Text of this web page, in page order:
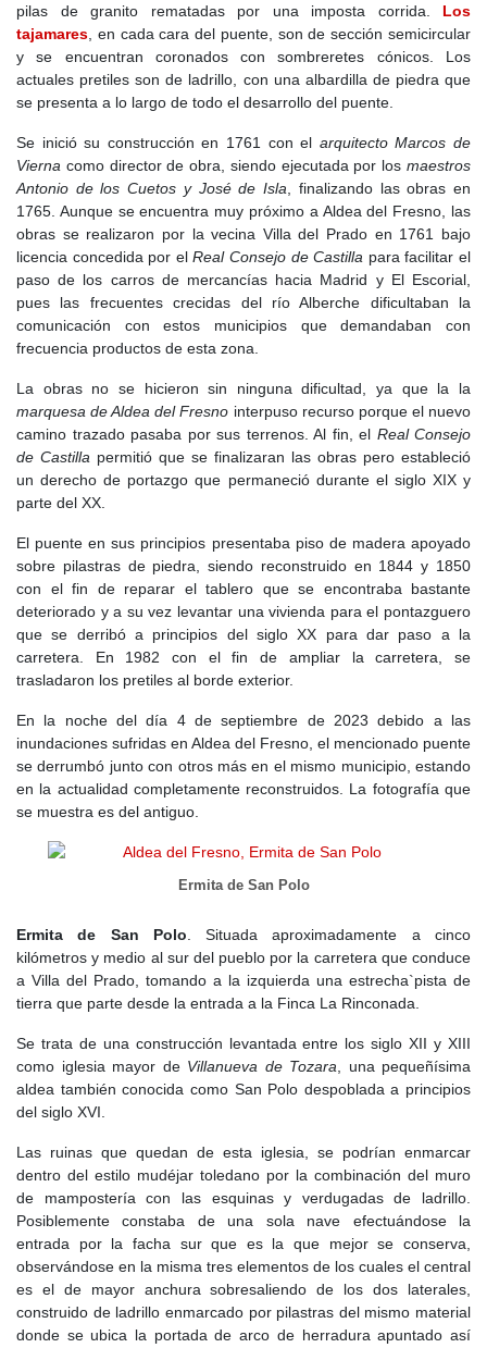
que descendió a 88 en 1848. La economía se basaba en la
agricultura, la producción de harinas, vino y aceite, y el comercio
de lana, carne y productos agrícolas.
LaDesamortización de Mendizábalafectó notablemente al
municipio, vendiéndose más del 96% de la superficie total. Las
antiguas fincas ganaderas se convirtieron en propiedades
privadas de la nobleza, destacando los palacios de El Rincón, Las
Hoyas y la Granja de El Santo.
En 1891, llegó el ferrocarril con la línea Madrid-Almorox, que
tenía una parada en el Apeadero de El Rincón. Sin embargo, la
falta de conexión con otras líneas condujo a su cierre en 1965.
Durante la primera mitad delsiglo XX, la población creció
progresivamente, alcanzando 532 habitantes en 1950. En 1953,
el plano urbano mostraba un ligero crecimiento, con nuevas
El auge turístico de los años 60 transformó radicalmente la
fisonomía de Aldea del Fresno. La llegada de la segunda
residencia y la urbanización descontrolada modificaron el perfil
del pueblo. Se construyeron bloques de viviendas en altura y
urbanizaciones residenciales, alterando la estética tradicional del
destacan la cercanía de los embalses de San Juan y Picadas, la
construcción del Safari Park El Rincón en 1973, y la mejora de las
carreteras de acceso a Madrid.
En 1986, se aprobaron lasNormas Subsidiarias de Planeamiento,
que establecieron la protección de edificios históricos como la
noria, la torre de la Iglesia y varias casas tradicionales. También
Comunidad de Madrid para fomentar el turismo.
A finales de siglo, Aldea del Fresno contaba con 1.140 habitantes,
pero el 75% de sus viviendas eran de segunda residencia. El
desarrollo desordenado y la falta de infraestructuras adecuadas
han sido algunos de los principales problemas del municipio en
las últimas décadas.
económicas provienen del sector servicios y del turismo, con una
población en el año 2024 superior a los 3.400 habitantes.
pilas de granito rematadas por una imposta corrida. Los
tajamares , en cada cara del puente, son de sección semicircular
y se encuentran coronados con sombreretes cónicos. Los
actuales pretiles son de ladrillo, con una albardilla de piedra que
se presenta a lo largo de todo el desarrollo del puente.
Se inició su construcción en 1761 con el arquitecto Marcos de
Vierna como director de obra, siendo ejecutada por los maestros
Antonio de los Cuetos y José de Isla , finalizando las obras en
1765. Aunque se encuentra muy próximo a Aldea del Fresno, las
obras se realizaron por la vecina Villa del Prado en 1761 bajo
licencia concedida por elReal Consejo de Castilla para facilitar el
paso de los carros de mercancías hacia Madrid y El Escorial,
pues las frecuentes crecidas del río Alberche dificultaban la
comunicación con estos municipios que demandaban con
frecuencia productos de esta zona.
La obras no se hicieron sin ninguna dificultad, ya que la la
marquesa de Aldea del Fresno interpuso recurso porque el nuevo
camino trazado pasaba por sus terrenos. Al fin, el Real Consejo
de Castilla permitió que se finalizaran las obras pero estableció
un derecho de portazgo que permaneció durante el siglo XIX y
parte del XX.
El puente en sus principios presentaba piso de madera apoyado
sobre pilastras de piedra, siendo reconstruido en 1844 y 1850
con el fin de reparar el tablero que se encontraba bastante
deteriorado y a su vez levantar una vivienda para el pontazguero
que se derribó a principios del siglo XX para dar paso a la
carretera. En 1982 con el fin de ampliar la carretera, se
trasladaron los pretiles al borde exterior.
En la noche del día 4 de septiembre de 2023 debido a las
inundaciones sufridas en Aldea del Fresno, el mencionado puente
se derrumbó junto con otros más en el mismo municipio, estando
en la actualidad completamente reconstruidos. La fotografía que
se muestra es del antiguo.
Ermita de San Polo
Ermita de San Polo . Situada aproximadamente a cinco
kilómetros y medio al sur del pueblo por la carretera que conduce
a Villa del Prado, tomando a la izquierda una estrecha`pista de
tierra que parte desde la entrada a la Finca La Rinconada.
Se trata de una construcción levantada entre los siglo XII y XIII
como iglesia mayor de Villanueva de Tozara , una pequeñísima
aldea también conocida como San Polo despoblada a principios
del siglo XVI.
Las ruinas que quedan de esta iglesia, se podrían enmarcar
dentro del estilo mudéjar toledano por la combinación del muro
de mampostería con las esquinas y verdugadas de ladrillo.
Posiblemente constaba de una sola nave efectuándose la
entrada por la facha sur que es la que mejor se conserva,
observándose en la misma tres elementos de los cuales el central
es el de mayor anchura sobresaliendo de los dos laterales,
construido de ladrillo enmarcado por pilastras del mismo material
donde se ubica la portada de arco de herradura apuntado así